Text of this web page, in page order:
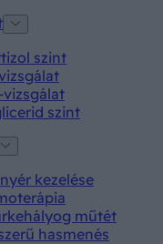
szint
vizsgálat
szint
kezelése
műtét
hasmenés